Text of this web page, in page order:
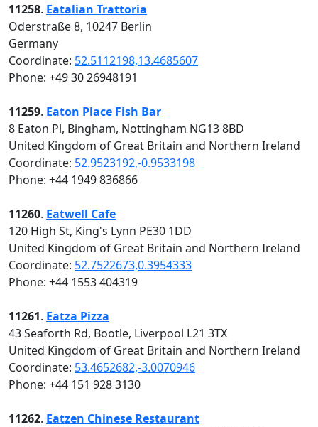
11258. Eatalian Trattoria
Oderstraße 8, 10247 Berlin
Germany
Coordinate: 52.5112198,13.4685607
Phone: +49 30 26948191
11259. Eaton Place Fish Bar
8 Eaton Pl, Bingham, Nottingham NG13 8BD
United Kingdom of Great Britain and Northern Ireland
Coordinate: 52.9523192,-0.9533198
Phone: +44 1949 836866
11260. Eatwell Cafe
120 High St, King's Lynn PE30 1DD
United Kingdom of Great Britain and Northern Ireland
Coordinate: 52.7522673,0.3954333
Phone: +44 1553 404319
11261. Eatza Pizza
43 Seaforth Rd, Bootle, Liverpool L21 3TX
United Kingdom of Great Britain and Northern Ireland
Coordinate: 53.4652682,-3.0070946
Phone: +44 151 928 3130
11262. Eatzen Chinese Restaurant